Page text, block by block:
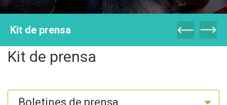
Kit de prensa
Kit de prensa
Boletines de prensa